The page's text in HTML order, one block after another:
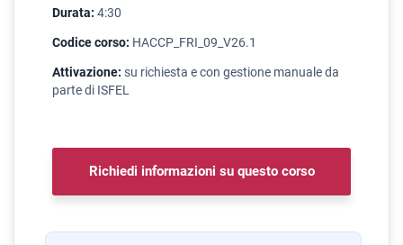
Durata: 4:30
Codice corso: HACCP_FRI_09_V26.1
Attivazione: su richiesta e con gestione manuale da
parte di ISFEL
Richiedi informazioni su questo corso